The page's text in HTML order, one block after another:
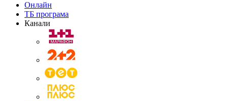
Онлайн
ТБ програма
Канали